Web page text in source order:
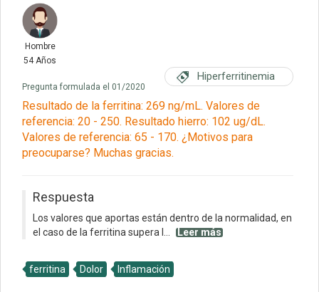
Hombre
54 Años
Pregunta formulada el 01/2020
Hiperferritinemia
Resultado de la ferritina: 269 ng/mL. Valores de
referencia: 20 - 250. Resultado hierro: 102 ug/dL.
Valores de referencia: 65 - 170. ¿Motivos para
preocuparse? Muchas gracias.
Respuesta
Los valores que aportas están dentro de la normalidad, en
el caso de la ferritina supera l...
Leer más
ferritina Dolor Inflamación